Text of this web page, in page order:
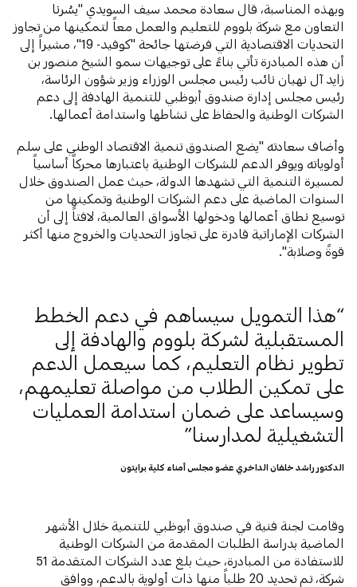
وبهذه المناسبة، قال سعادة محمد سيف السويدي "يسُرنا
التعاون مع شركة بلووم للتعليم والعمل معاً لتمكينها من تجاوز
التحديات الاقتصادية التي فرضتها جائحة "كوفيد- 19"، مشيراً إلى
أن هذه المبادرة تأتي بناءً على توجيهات سمو الشيخ منصور بن
زايد آل نهيان نائب رئيس مجلس الوزراء وزير شؤون الرئاسة،
رئيس مجلس إدارة صندوق أبوظبي للتنمية الهادفة إلى دعم
الشركات الوطنية والحفاظ على نشاطها واستدامة أعمالها.
وأضاف سعادته "يضع الصندوق تنمية الاقتصاد الوطني على سلم
أولوياته ويوفر الدعم للشركات الوطنية باعتبارها محركاً أساسياً
لمسيرة التنمية التي تشهدها الدولة، حيث عمل الصندوق خلال
السنوات الماضية على دعم الشركات الوطنية وتمكينها من
توسيع نطاق أعمالها ودخولها الأسواق العالمية، لافتاً إلى أن
الشركات الإماراتية قادرة على تجاوز التحديات والخروج منها أكثر
قوةً وصلابة".
هذا التمويل سيساهم في دعم الخطط
المستقبلية لشركة بلووم والهادفة إلى
تطوير نظام التعليم، كما سيعمل الدعم
على تمكين الطلاب من مواصلة تعليمهم،
وسيساعد على ضمان استدامة العمليات
التشغيلية لمدارسنا
الدكتور راشد خلفان الداخري عضو مجلس أمناء كلية برايتون
وقامت لجنة فنية في صندوق أبوظبي للتنمية خلال الأشهر
الماضية بدراسة الطلبات المقدمة من الشركات الوطنية
للاستفادة من المبادرة، حيث بلغ عدد الشركات المتقدمة 51
شركة، تم تحديد 20 طلباً منها ذات أولوية بالدعم، ووافق